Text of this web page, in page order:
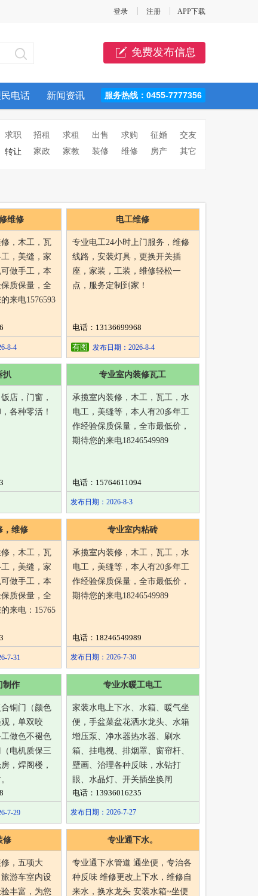
登录 注册 APP下载
免费发布信息
电话 新闻资讯 服务热线：0455-7777356
求职 招租 求租 出售 求购 征婚
交友
转让 家政 家教 装修 维修 房产 其它
维修
，木工，瓦
，美缝，家
做手工，本
质保量，全
来电1576593
8-4
电工维修
专业电工24小时上门服务，维修
线路，安装灯具，更换开关插
座，家装，工装，维修轻松一
点，服务定制到家！
电话：13136699968
有图 发布日期：2026-8-4
扒
店，门窗，
各种零活！
专业室内装修瓦工
承揽室内装修，木工，瓦工，水
电工，美缝等，本人有20多年工
作经验保质保量，全市最低价，
期待您的来电18246549989
电话：15764611094
发布日期：2026-8-3
，维修
，木工，瓦
，美缝，家
做手工，本
质保量，全
来电：15765
7-31
专业室内粘砖
承揽室内装修，木工，瓦工，水
电工，美缝等，本人有20多年工
作经验保质保量，全市最低价，
期待您的来电18246549989
电话：18246549989
发布日期：2026-7-30
制作
铜门（颜色
，单双咬
做色不褪色
电机质保三
，焊阁楼，
7-29
专业水暖工电工
家装水电上下水、水箱、暖气坐
便，手盆菜盆花洒水龙头、水箱
增压泵、净水器热水器、刷水
箱、挂电视、排烟罩、窗帘杆、
壁画、治理各种反味，水钻打
眼、水晶灯、开关插坐换闸
电话：13936016235
发布日期：2026-7-27
修
，五项大
游车室内设
丰富，为您
专业通下水。
专业通下水管道 通坐便，专治各
种反味 维修更改上下水，维修自
来水，换水龙头 安装水箱~坐便